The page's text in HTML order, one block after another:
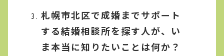
札幌市北区で成婚までサポート
する結婚相談所を探す人が、い
ま本当に知りたいことは何か？